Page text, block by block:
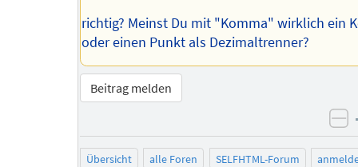
richtig? Meinst Du mit "Komma" wirklich ein
oder einen Punkt als Dezimaltrenner?
Beitrag melden
Übersicht alle Foren SELFHTML-Forum